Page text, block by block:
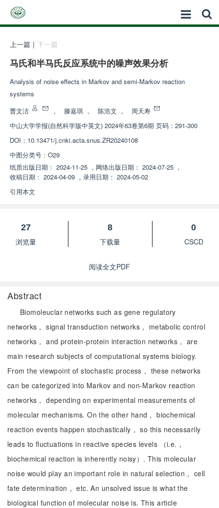
上一篇 | 下一篇
马氏和半马氏反应系统中的噪声效果分析
Analysis of noise effects in Markov and semi-Markov reaction
systems
曹文洁
， 滕嘉琪 ， 陈浩文 ，
周天寿
中山大学学报(自然科学版中英文) 2024年63卷第6期 页码：291-300
DOI： 10.13471/j.cnki.acta.snus.ZR20240108
中图分类号： O29
纸质出版日期： 2024-11-25 ， 网络出版日期： 2024-07-25 ，
收稿日期： 2024-04-09 ， 录用日期： 2024-05-02
引用本文
27
浏览量
8
下载量
0
CSCD
阅读全文PDF
Abstract
Biomoleuclar networks such as gene regulatory
networks， signal transduction networks， metabolic control
networks， and protein-protein interaction networks， are
main research subjects of computational systems biology.
From the viewpoint of stochastic process， these networks
can be categorized into Markov and non-Markov reaction
networks， depending on experimental measurements of
molecular mechanisms. On the other hand， biochemical
reaction events happen stochastically， so this necessarily
leads to fluctuations in reactive species levels （i.e.，
biochemical reaction is inherently noisy）. This molecular
noise would play an important role in natural selection， cell
fate determination， etc. An unsolved issue is what the
biological function of molecular noise is. This article